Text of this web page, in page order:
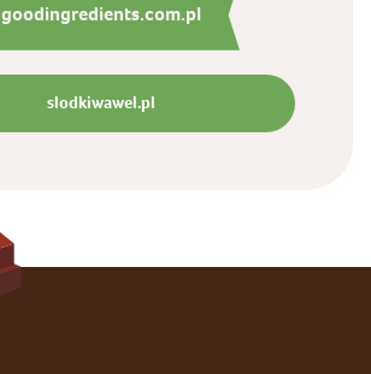
goodingredients.com.pl
slodkiwawel.pl